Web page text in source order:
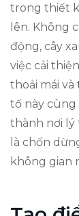
trong thiết
lên. Không
động, cây
việc cải
thoải mái
tố này
thành nơi lý
là chốn
không gian